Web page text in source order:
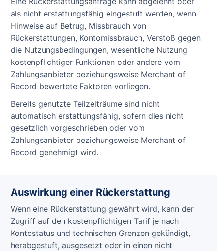
als nicht erstattungsfähig eingestuft werden, wenn
Hinweise auf Betrug, Missbrauch von
Rückerstattungen, Kontomissbrauch, Verstoß gegen
die Nutzungsbedingungen, wesentliche Nutzung
kostenpflichtiger Funktionen oder andere vom
Zahlungsanbieter beziehungsweise Merchant of
Record bewertete Faktoren vorliegen.
Bereits genutzte Teilzeiträume sind nicht
automatisch erstattungsfähig, sofern dies nicht
gesetzlich vorgeschrieben oder vom
Zahlungsanbieter beziehungsweise Merchant of
Record genehmigt wird.
Auswirkung einer Rückerstattung
Wenn eine Rückerstattung gewährt wird, kann der
Zugriff auf den kostenpflichtigen Tarif je nach
Kontostatus und technischen Grenzen gekündigt,
herabgestuft, ausgesetzt oder in einen nicht